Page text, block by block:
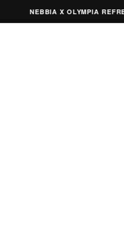
NEBBIA X OLYMPIA REFRESH